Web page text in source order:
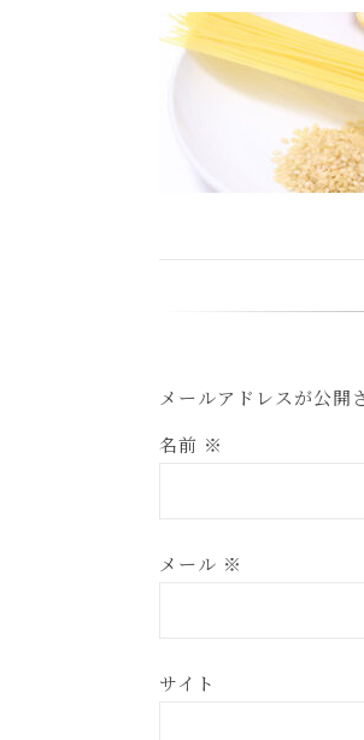
メールアドレスが公開
名前 ※
メール ※
サイト